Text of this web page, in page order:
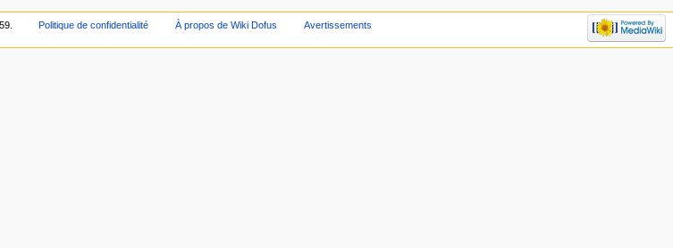
Politique de confidentialité À propos de Wiki Dofus Avertissements